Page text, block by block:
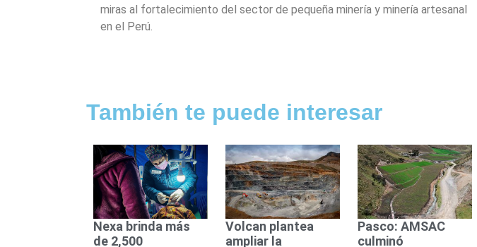
miras al fortalecimiento del sector de pequeña minería y minería artesanal
en el Perú.
También te puede interesar
Nexa brinda más
de 2,500
Volcan plantea
ampliar la
Pasco: AMSAC
culminó